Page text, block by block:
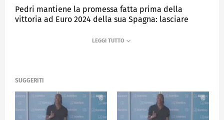
Pedri mantiene la promessa fatta prima della
vittoria ad Euro 2024 della sua Spagna: lasciare
SUGGERITI